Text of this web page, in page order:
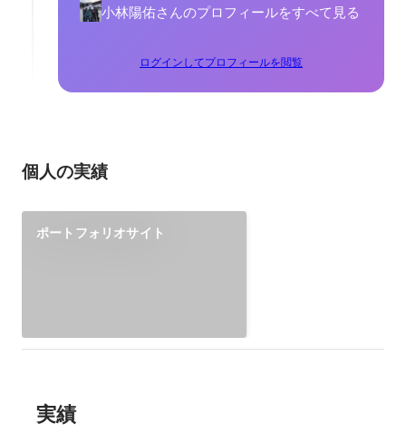
小林陽佑さんのプロフィールをすべて見る
ログインしてプロフィールを閲覧
個人の実績
ポートフォリオサイト
実績